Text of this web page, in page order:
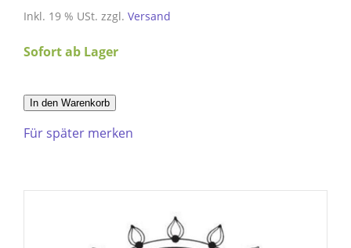
Inkl. 19 % USt. zzgl. Versand
Sofort ab Lager
In den Warenkorb
Für später merken